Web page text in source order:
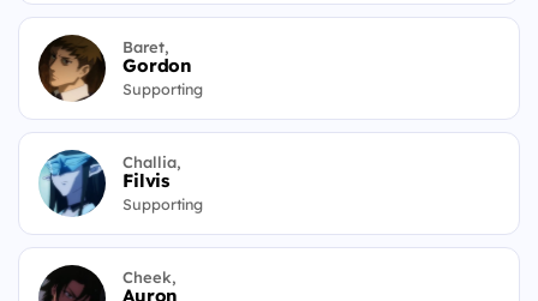
Baret,
Gordon
Supporting
Challia,
Filvis
Supporting
Cheek,
Auron